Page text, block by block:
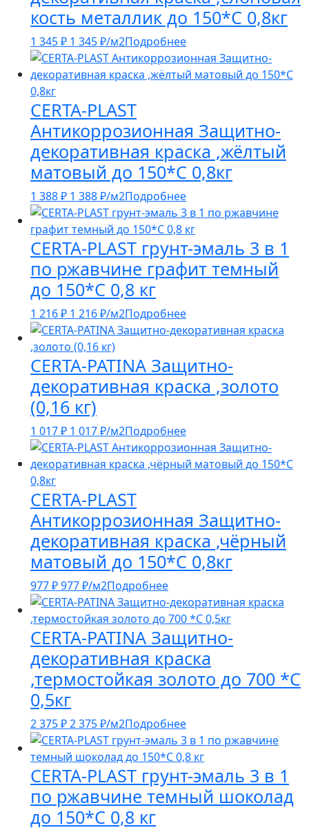
кость металлик до 150*С 0,8кг
1 345₽ 1 345₽/м2Подробнее
CERTA-PLAST
Антикоррозионная Защитно-
декоративная краска ,жёлтый
матовый до 150*С 0,8кг
1 388₽ 1 388₽/м2Подробнее
CERTA-PLAST грунт-эмаль 3 в 1
по ржавчине графит темный
до 150*С 0,8 кг
1 216₽ 1 216₽/м2Подробнее
CERTA-PATINA Защитно-
декоративная краска ,золото
(0,16 кг)
1 017₽ 1 017₽/м2Подробнее
CERTA-PLAST
Антикоррозионная Защитно-
декоративная краска ,чёрный
матовый до 150*С 0,8кг
977₽977₽/м2Подробнее
CERTA-PATINA Защитно-
декоративная краска
,термостойкая золото до 700 *С
0,5кг
2 375₽2 375₽/м2Подробнее
CERTA-PLAST грунт-эмаль 3 в 1
по ржавчине темный шоколад
до 150*С 0,8 кг